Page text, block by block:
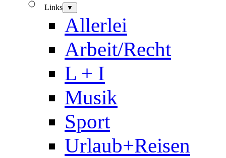
Links ▼
Allerlei
Arbeit/Recht
L + I
Musik
Sport
Urlaub+Reisen